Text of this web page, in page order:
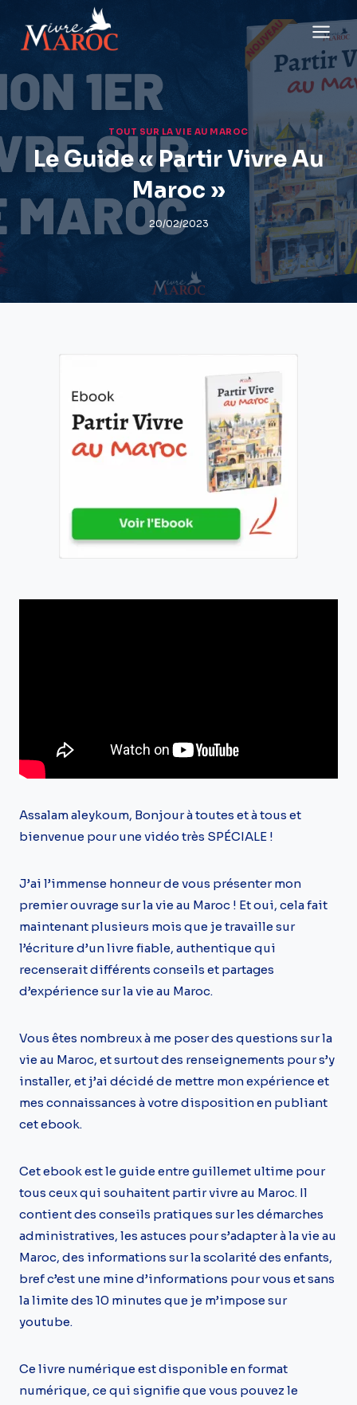
contenu
TOUT SUR LA VIE AU MAROC
Le Guide « Partir Vivre Au
Maroc »
20/02/2023
Assalam aleykoum, Bonjour à toutes et à tous et
bienvenue pour une vidéo très SPÉCIALE !
J’ai l’immense honneur de vous présenter mon
premier ouvrage sur la vie au Maroc ! Et oui, cela fait
maintenant plusieurs mois que je travaille sur
l’écriture d’un livre fiable, authentique qui
recenserait différents conseils et partages
d’expérience sur la vie au Maroc.
Vous êtes nombreux à me poser des questions sur la
vie au Maroc, et surtout des renseignements pour s’y
installer, et j’ai décidé de mettre mon expérience et
mes connaissances à votre disposition en publiant
cet ebook.
Cet ebook est le guide entre guillemet ultime pour
tous ceux qui souhaitent partir vivre au Maroc. Il
contient des conseils pratiques sur les démarches
administratives, les astuces pour s’adapter à la vie au
Maroc, des informations sur la scolarité des enfants,
bref c’est une mine d’informations pour vous et sans
la limite des 10 minutes que je m’impose sur
youtube.
Ce livre numérique est disponible en format
numérique, ce qui signifie que vous pouvez le